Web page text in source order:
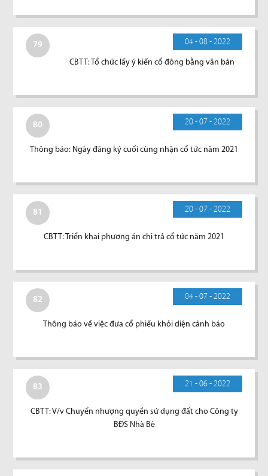
79 04 - 08 - 2022
CBTT: Tổ chức lấy ý kiến cổ đông bằng văn bản
80 20 - 07 - 2022
Thông báo: Ngày đăng ký cuối cùng nhận cổ tức năm 2021
81 20 - 07 - 2022
CBTT: Triển khai phương án chi trả cổ tức năm 2021
82 04 - 07 - 2022
Thông báo về việc đưa cổ phiếu khỏi diện cảnh báo
83 21 - 06 - 2022
CBTT: V/v Chuyển nhượng quyền sử dụng đất cho Công ty
BĐS Nhà Bè